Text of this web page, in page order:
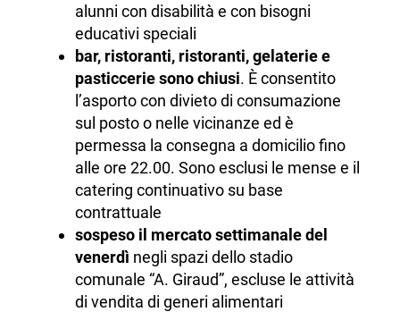
alunni con disabilità e con bisogni
educativi speciali
bar, ristoranti, ristoranti, gelaterie e
pasticcerie sono chiusi. È consentito
l’asporto con divieto di consumazione
sul posto o nelle vicinanze ed è
permessa la consegna a domicilio fino
alle ore 22.00. Sono esclusi le mense e il
catering continuativo su base
contrattuale
sospeso il mercato settimanale del
venerdì negli spazi dello stadio
comunale “A. Giraud”, escluse le attività
di vendita di generi alimentari